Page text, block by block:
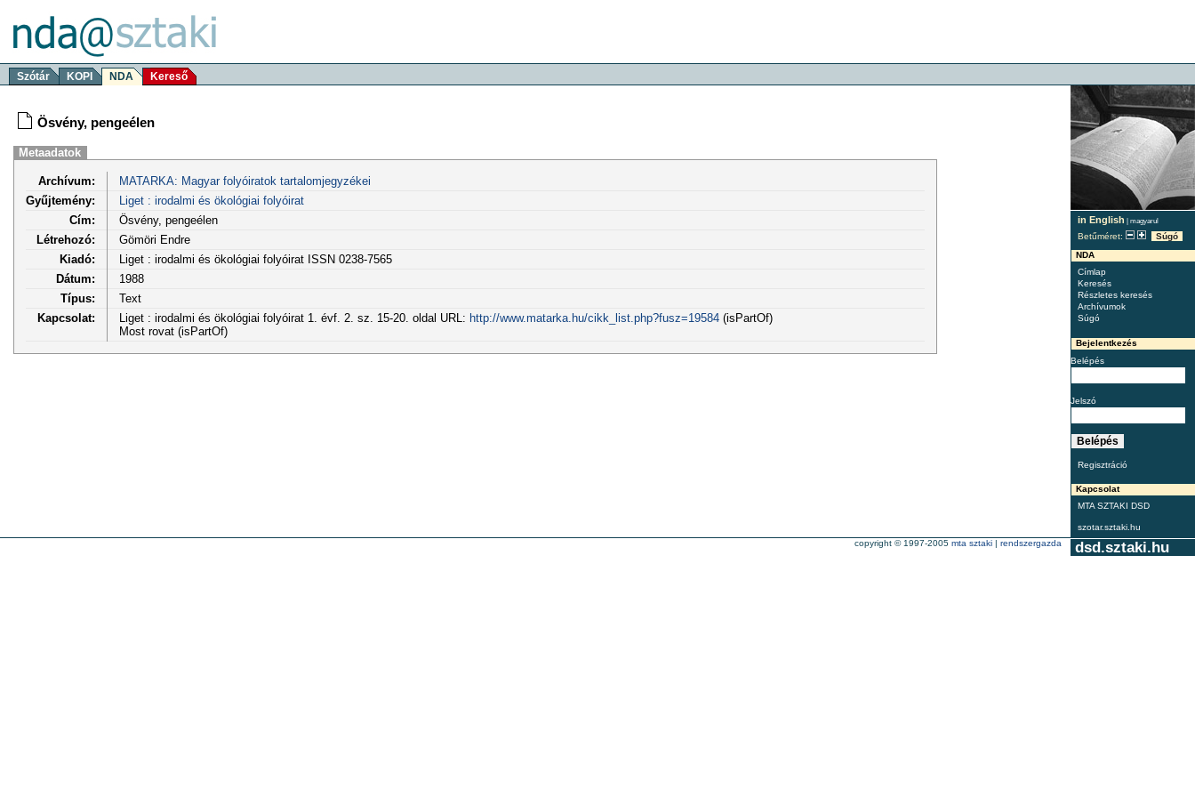
Szótár KOPI NDA Kereső
in English | magyarul
Betűméret:
Súgó
NDA
Címlap
Keresés
Részletes keresés
Archívumok
Súgó
Bejelentkezés
Belépés
Jelszó
Regisztráció
Kapcsolat
MTA SZTAKI DSD
szotar.sztaki.hu
Ösvény, pengeélen
Metaadatok
Archívum:
MATARKA: Magyar folyóiratok tartalomjegyzékei
Gyűjtemény:
Liget : irodalmi és ökológiai folyóirat
Cím:
Ösvény, pengeélen
Létrehozó:
Gömöri Endre
Kiadó:
Liget : irodalmi és ökológiai folyóirat ISSN 0238-7565
Dátum:
1988
Típus:
Text
Kapcsolat:
Liget : irodalmi és ökológiai folyóirat 1. évf. 2. sz. 15-20. oldal URL: http://www.matarka.hu/cikk_list.php?fusz=19584(isPartOf)
Most rovat (isPartOf)
dsd.sztaki.hu
copyright © 1997-2005 mta sztaki | rendszergazda